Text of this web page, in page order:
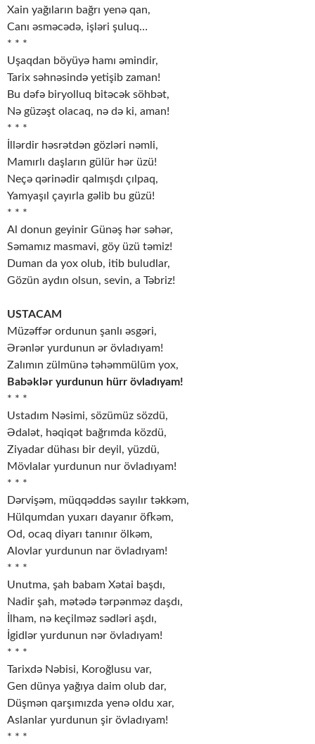
Xain yağıların bağrı yenə qan,
Canı əsməcədə, işləri şuluq…
* * *
Uşaqdan böyüyə hamı əmindir,
Tarix səhnəsində yetişib zaman!
Bu dəfə biryolluq bitəcək söhbət,
Nə güzəşt olacaq, nə də ki, aman!
* * *
İllərdir həsrətdən gözləri nəmli,
Mamırlı daşların gülür hər üzü!
Neçə qərinədir qalmışdı çılpaq,
Yamyaşıl çayırla gəlib bu güzü!
* * *
Al donun geyinir Günəş hər səhər,
Səmamız masmavi, göy üzü təmiz!
Duman da yox olub, itib buludlar,
Gözün aydın olsun, sevin, a Təbriz!
USTACAM
Müzəffər ordunun şanlı əsgəri,
Ərənlər yurdunun ər övladıyam!
Zalımın zülmünə təhəmmülüm yox,
Babəklər yurdunun hürr övladıyam!
* * *
Ustadım Nəsimi, sözümüz sözdü,
Ədalət, həqiqət bağrımda közdü,
Ziyadar dühası bir deyil, yüzdü,
Mövlalar yurdunun nur övladıyam!
* * *
Dərvişəm, müqqəddəs sayılır təkkəm,
Hülqumdan yuxarı dayanır öfkəm,
Od, ocaq diyarı tanınır ölkəm,
Alovlar yurdunun nar övladıyam!
* * *
Unutma, şah babam Xətai başdı,
Nadir şah, mətədə tərpənməz daşdı,
İlham, nə keçilməz sədləri aşdı,
İgidlər yurdunun nər övladıyam!
* * *
Tarixdə Nəbisi, Koroğlusu var,
Gen dünya yağıya daim olub dar,
Düşmən qarşımızda yenə oldu xar,
Aslanlar yurdunun şir övladıyam!
* * *